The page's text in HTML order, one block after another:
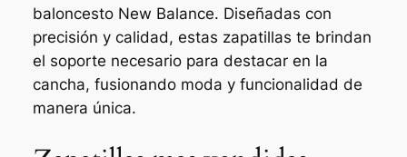
baloncesto New Balance. Diseñadas con
precisión y calidad, estas zapatillas te brindan
el soporte necesario para destacar en la
cancha, fusionando moda y funcionalidad de
manera única.